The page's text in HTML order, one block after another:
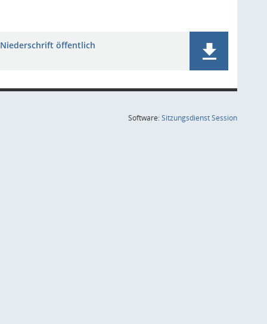
Niederschrift öffentlich
Software:SitzungsdienstSession(Wird in